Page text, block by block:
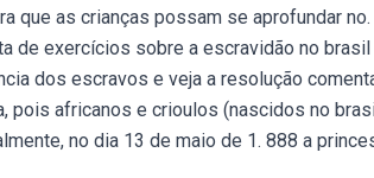
que as crianças possam se aprofundar
de exercícios sobre a escravidão no
dos escravos e veja a resolução
pois africanos e crioulos (nascidos no
no dia 13 de maio de 1. 888 a